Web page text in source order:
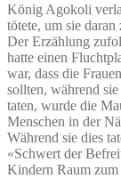
König Agokoli
tötete, um sie
Der Erzählung
hatte einen
war, dass die
sollten, während
taten, wurde die
Menschen in der
Während sie dies
«Schwert der
Kindern Raum